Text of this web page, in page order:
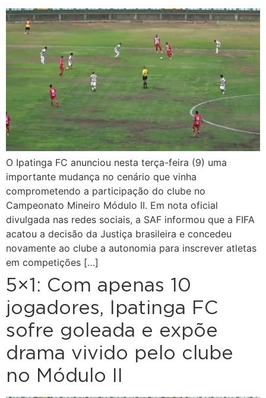
O Ipatinga FC anunciou nesta terça-feira (9) uma
importante mudança no cenário que vinha
comprometendo a participação do clube no
Campeonato Mineiro Módulo II. Em nota oficial
divulgada nas redes sociais, a SAF informou que a FIFA
acatou a decisão da Justiça brasileira e concedeu
novamente ao clube a autonomia para inscrever atletas
em competições […]
5×1: Com apenas 10
jogadores, Ipatinga FC
sofre goleada e expõe
drama vivido pelo clube
no Módulo II